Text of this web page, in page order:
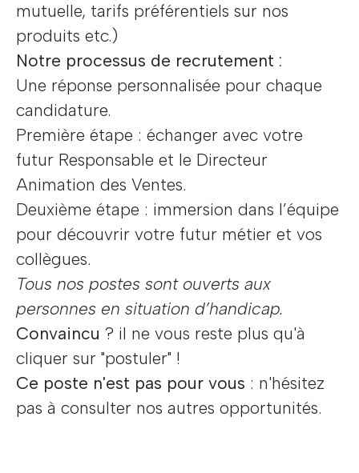
mutuelle, tarifs préférentiels sur nos
produits etc.)
Notre processus de recrutement :
Une réponse personnalisée pour chaque
candidature.
Première étape : échanger avec votre
futur Responsable et le Directeur
Animation des Ventes.
Deuxième étape : immersion dans l’équipe
pour découvrir votre futur métier et vos
collègues.
Tous nos postes sont ouverts aux
personnes en situation d’handicap.
Convaincu ? il ne vous reste plus qu'à
cliquer sur "postuler" !
Ce poste n'est pas pour vous : n'hésitez
pas à consulter nos autres opportunités.